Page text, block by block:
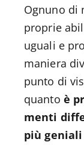
Ognuno di
proprie
uguali e
maniera
punto di
quanto è
menti
più